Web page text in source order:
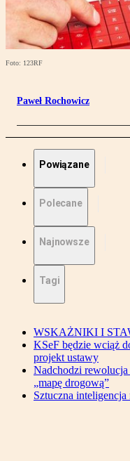
Foto: 123RF
Paweł Rochowicz
Powiązane
Polecane
Najnowsze
Tagi
WSKAŻNIKI I
KSeF będzie wciąż
projekt ustawy
Nadchodzi rewolucja
„mapę drogową”
Sztuczna